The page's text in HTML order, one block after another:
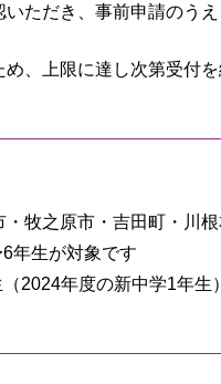
ただき、事前申請のうえ
、上限に達し次第受付
牧之原市・吉田町・川
年生が対象です
2024年度の新中学1年生